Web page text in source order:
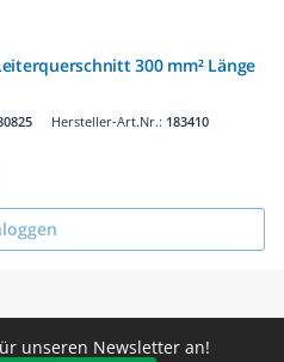
300 mm² Länge
Hersteller-Art.Nr.: 183410
unseren Newsletter an!